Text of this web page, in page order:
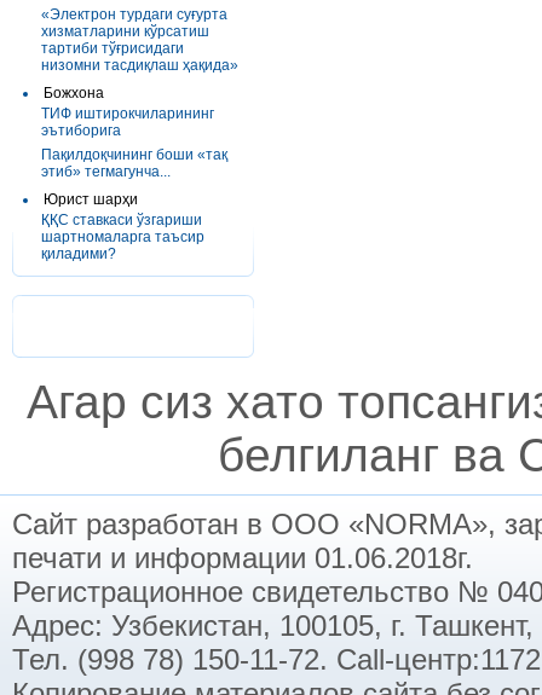
«Электрон турдаги суғурта
хизматларини кўрсатиш
тартиби тўғрисидаги
низомни тасдиқлаш ҳақида»
Божхона
ТИФ иштирокчиларининг
эътиборига
Пақилдоқчининг боши «тақ
этиб» тегмагунча...
Юрист шарҳи
ҚҚС ставкаси ўзгариши
шартномаларга таъсир
қиладими?
Агар сиз хато
белгиланг ва
Сайт разработан в ООО «NORMA»,
печати и информации 01.06.2018г.
Регистрационное свидетельство №
Адрес: Узбекистан, 100105, г.
Тел. (998 78) 150-11-72. Call-